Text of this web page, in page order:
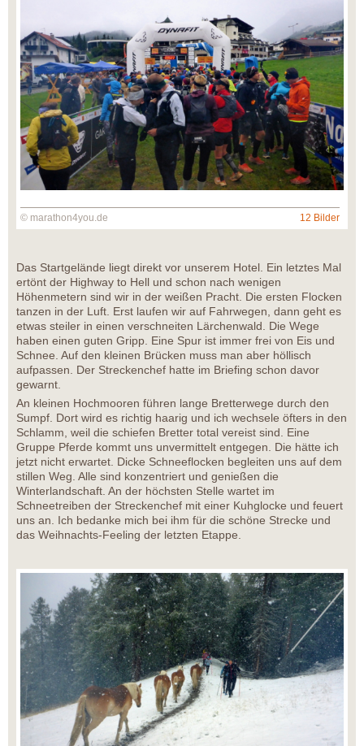
© marathon4you.de 12 Bilder
Das Startgelände liegt direkt vor unserem Hotel. Ein letztes Mal
ertönt der Highway to Hell und schon nach wenigen
Höhenmetern sind wir in der weißen Pracht. Die ersten Flocken
tanzen in der Luft. Erst laufen wir auf Fahrwegen, dann geht es
etwas steiler in einen verschneiten Lärchenwald. Die Wege
haben einen guten Gripp. Eine Spur ist immer frei von Eis und
Schnee. Auf den kleinen Brücken muss man aber höllisch
aufpassen. Der Streckenchef hatte im Briefing schon davor
gewarnt.
An kleinen Hochmooren führen lange Bretterwege durch den
Sumpf. Dort wird es richtig haarig und ich wechsele öfters in den
Schlamm, weil die schiefen Bretter total vereist sind. Eine
Gruppe Pferde kommt uns unvermittelt entgegen. Die hätte ich
jetzt nicht erwartet. Dicke Schneeflocken begleiten uns auf dem
stillen Weg. Alle sind konzentriert und genießen die
Winterlandschaft. An der höchsten Stelle wartet im
Schneetreiben der Streckenchef mit einer Kuhglocke und feuert
uns an. Ich bedanke mich bei ihm für die schöne Strecke und
das Weihnachts-Feeling der letzten Etappe.